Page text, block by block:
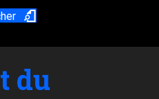
du